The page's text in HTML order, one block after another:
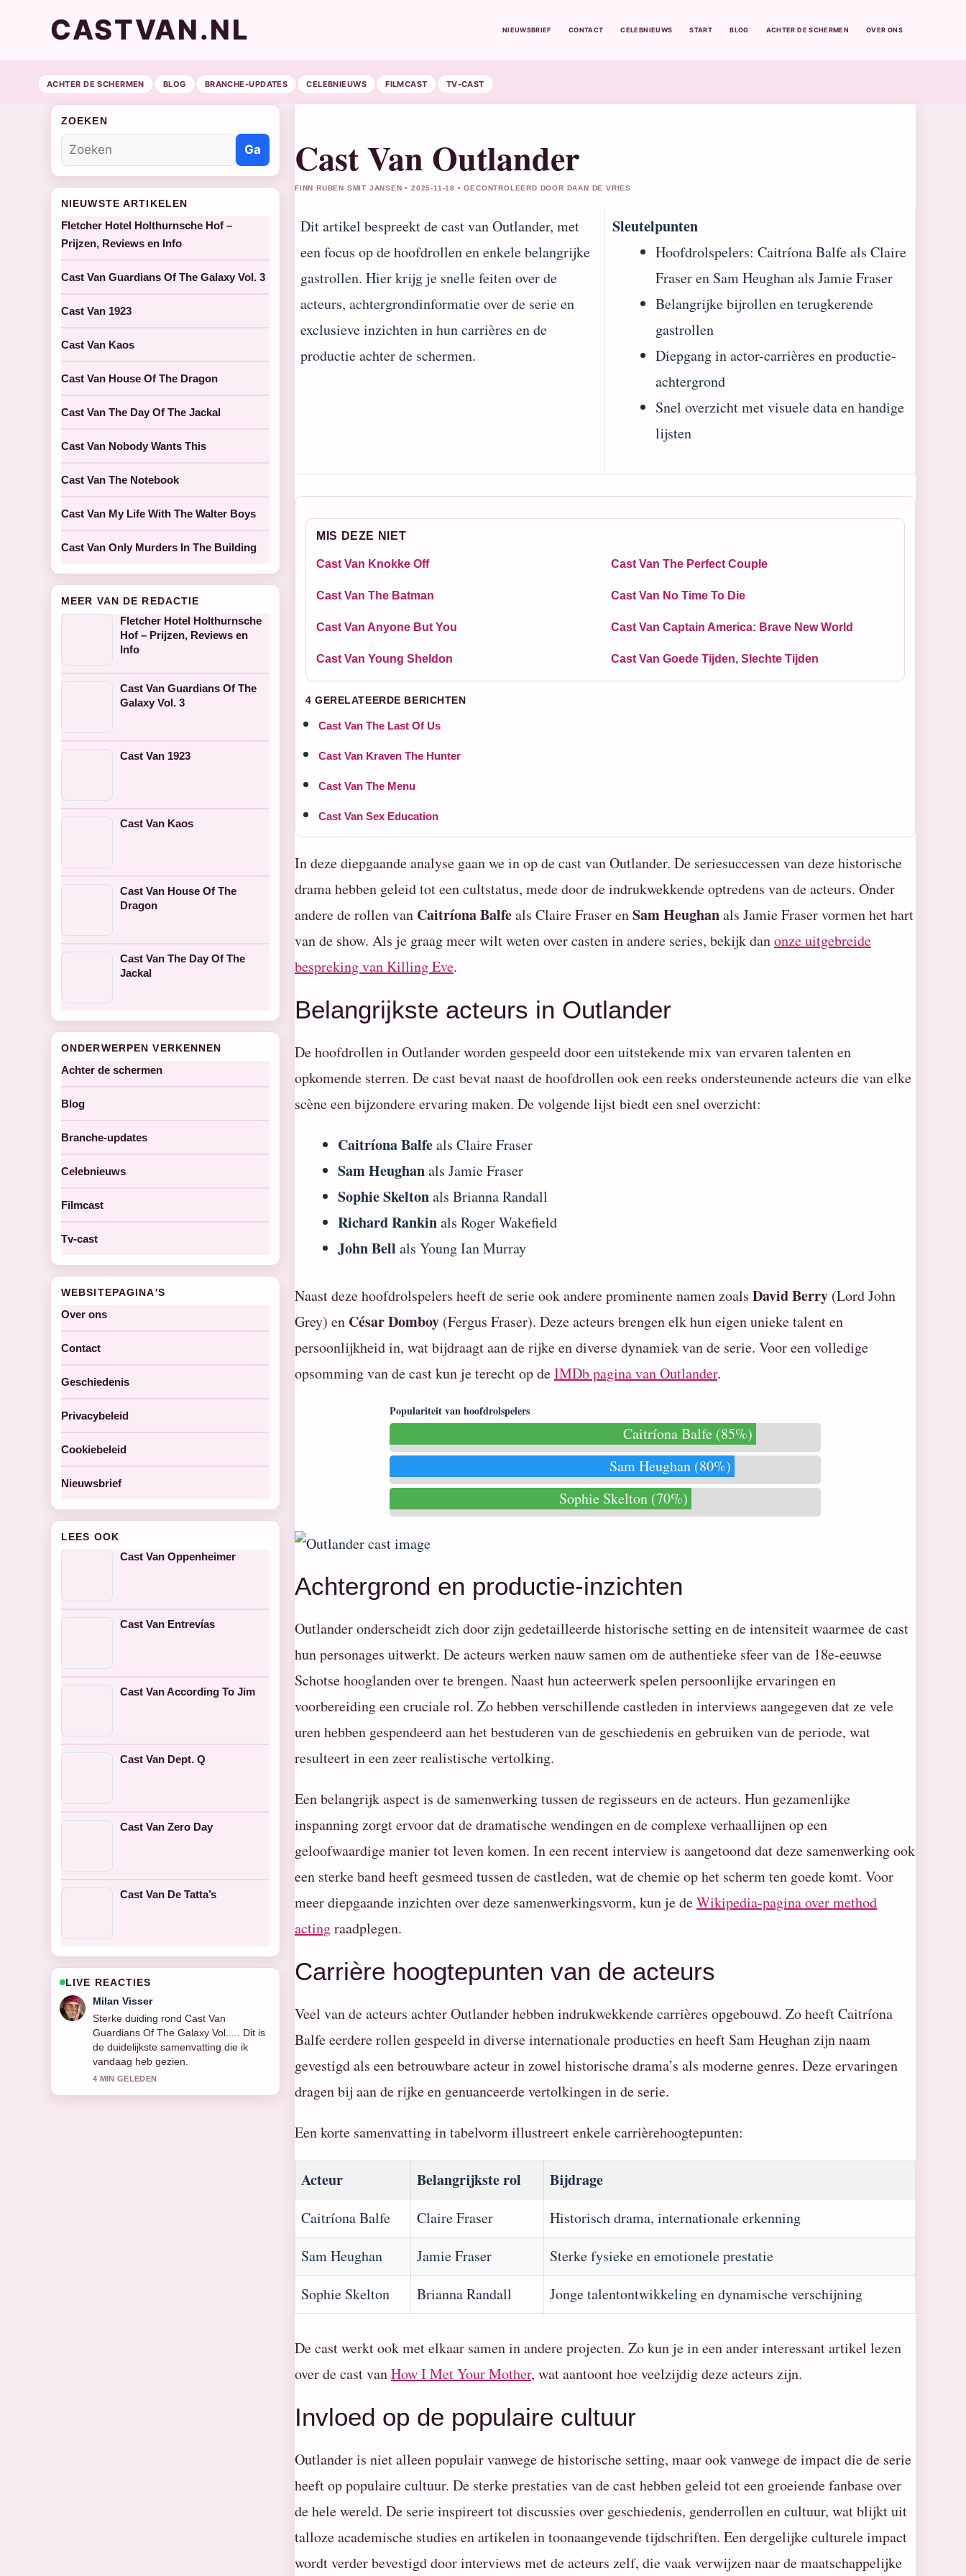
CASTVAN.NL NIEUWSBRIEF CONTACT CELEBNIEUWS START BLOG ACHTER DE SCHERMEN OVER ONS
ACHTER DE SCHERMEN BLOG BRANCHE-UPDATES CELEBNIEUWS FILMCAST TV-CAST
Cast Van Outlander
FINN RUBEN SMIT JANSEN • 2025-11-18 • GECONTROLEERD DOOR DAAN DE VRIES
Dit artikel bespreekt de cast van Outlander, met
een focus op de hoofdrollen en enkele belangrijke
gastrollen. Hier krijg je snelle feiten over de
acteurs, achtergrondinformatie over de serie en
exclusieve inzichten in hun carrières en de
productie achter de schermen.
Sleutelpunten
Hoofdrolspelers: Caitríona Balfe als Claire
Fraser en Sam Heughan als Jamie Fraser
Belangrijke bijrollen en terugkerende
gastrollen
Diepgang in actor-carrières en productie-
achtergrond
Snel overzicht met visuele data en handige
lijsten
MIS DEZE NIET
Cast Van Knokke Off Cast Van The Perfect Couple
Cast Van The Batman Cast Van No Time To Die
Cast Van Anyone But You Cast Van Captain America: Brave New World
Cast Van Young Sheldon Cast Van Goede Tijden, Slechte Tijden
4 GERELATEERDE BERICHTEN
Cast Van The Last Of Us
Cast Van Kraven The Hunter
Cast Van The Menu
Cast Van Sex Education
In deze diepgaande analyse gaan we in op de cast van Outlander. De seriesuccessen van deze historische
drama hebben geleid tot een cultstatus, mede door de indrukwekkende optredens van de acteurs. Onder
andere de rollen van Caitríona Balfeals Claire Fraser enSam Heughanals Jamie Fraser vormen het hart
van de show. Als je graag meer wilt weten over casten in andere series, bekijk danonze uitgebreide
bespreking van Killing Eve.
Belangrijkste acteurs in Outlander
De hoofdrollen in Outlander worden gespeeld door een uitstekende mix van ervaren talenten en
opkomende sterren. De cast bevat naast de hoofdrollen ook een reeks ondersteunende acteurs die van elke
scène een bijzondere ervaring maken. De volgende lijst biedt een snel overzicht:
Caitríona Balfeals Claire Fraser
Sam Heughanals Jamie Fraser
Sophie Skeltonals Brianna Randall
Richard Rankinals Roger Wakefield
John Bell als Young Ian Murray
Naast deze hoofdrolspelers heeft de serie ook andere prominente namen zoals David Berry (Lord John
Grey) en César Domboy (Fergus Fraser). Deze acteurs brengen elk hun eigen unieke talent en
persoonlijkheid in, wat bijdraagt aan de rijke en diverse dynamiek van de serie. Voor een volledige
opsomming van de cast kun je terecht op deIMDb pagina van Outlander.
Populariteit van hoofdrolspelers
Caitríona Balfe (85%)
Sam Heughan (80%)
Sophie Skelton (70%)
Achtergrond en productie-inzichten
Outlander onderscheidt zich door zijn gedetailleerde historische setting en de intensiteit waarmee de cast
hun personages uitwerkt. De acteurs werken nauw samen om de authentieke sfeer van de 18e-eeuwse
Schotse hooglanden over te brengen. Naast hun acteerwerk spelen persoonlijke ervaringen en
voorbereiding een cruciale rol. Zo hebben verschillende castleden in interviews aangegeven dat ze vele
uren hebben gespendeerd aan het bestuderen van de geschiedenis en gebruiken van de periode, wat
resulteert in een zeer realistische vertolking.
Een belangrijk aspect is de samenwerking tussen de regisseurs en de acteurs. Hun gezamenlijke
inspanning zorgt ervoor dat de dramatische wendingen en de complexe verhaallijnen op een
geloofwaardige manier tot leven komen. In een recent interview is aangetoond dat deze samenwerking ook
een sterke band heeft gesmeed tussen de castleden, wat de chemie op het scherm ten goede komt. Voor
meer diepgaande inzichten over deze samenwerkingsvorm, kun je deWikipedia-pagina over method
actingraadplegen.
Carrière hoogtepunten van de acteurs
Veel van de acteurs achter Outlander hebben indrukwekkende carrières opgebouwd. Zo heeft Caitríona
Balfe eerdere rollen gespeeld in diverse internationale producties en heeft Sam Heughan zijn naam
gevestigd als een betrouwbare acteur in zowel historische drama’s als moderne genres. Deze ervaringen
dragen bij aan de rijke en genuanceerde vertolkingen in de serie.
Een korte samenvatting in tabelvorm illustreert enkele carrièrehoogtepunten:
Acteur Belangrijkste rol Bijdrage
Caitríona Balfe Claire Fraser
Historisch drama, internationale erkenning
Sam Heughan
Jamie Fraser
Sterke fysieke en emotionele prestatie
Sophie Skelton
Brianna Randall Jonge talentontwikkeling en dynamische verschijning
De cast werkt ook met elkaar samen in andere projecten. Zo kun je in een ander interessant artikel lezen
over de cast vanHow I Met Your Mother, wat aantoont hoe veelzijdig deze acteurs zijn.
Invloed op de populaire cultuur
Outlander is niet alleen populair vanwege de historische setting, maar ook vanwege de impact die de serie
heeft op populaire cultuur. De sterke prestaties van de cast hebben geleid tot een groeiende fanbase over
de hele wereld. De serie inspireert tot discussies over geschiedenis, genderrollen en cultuur, wat blijkt uit
talloze academische studies en artikelen in toonaangevende tijdschriften. Een dergelijke culturele impact
wordt verder bevestigd door interviews met de acteurs zelf, die vaak verwijzen naar de maatschappelijke
ZOEKEN
Ga
NIEUWSTE ARTIKELEN
Fletcher Hotel Holthurnsche Hof –
Prijzen, Reviews en Info
Cast Van Guardians Of The Galaxy Vol. 3
Cast Van 1923
Cast Van Kaos
Cast Van House Of The Dragon
Cast Van The Day Of The Jackal
Cast Van Nobody Wants This
Cast Van The Notebook
Cast Van My Life With The Walter Boys
Cast Van Only Murders In The Building
MEER VAN DE REDACTIE
Fletcher Hotel Holthurnsche
Hof – Prijzen, Reviews en
Info
Cast Van Guardians Of The
Galaxy Vol. 3
Cast Van 1923
Cast Van Kaos
Cast Van House Of The
Dragon
Cast Van The Day Of The
Jackal
ONDERWERPEN VERKENNEN
Achter de schermen
Blog
Branche-updates
Celebnieuws
Filmcast
Tv-cast
WEBSITEPAGINA'S
Over ons
Contact
Geschiedenis
Privacybeleid
Cookiebeleid
Nieuwsbrief
LEES OOK
Cast Van Oppenheimer
Cast Van Entrevías
Cast Van According To Jim
Cast Van Dept. Q
Cast Van Zero Day
Cast Van De Tatta’s
LIVE REACTIES
Nina Meijer
Volg Cast Van 1923 nauwlettend –
waardeer de rustige en evenwichtige
toon.
6 MIN GELEDEN